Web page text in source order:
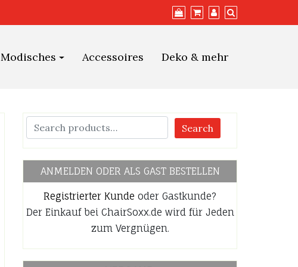
Modisches Accessoires Deko & mehr
Search
ANMELDEN ODER ALS GAST BESTELLEN
Registrierter Kunde oder Gastkunde?
Der Einkauf bei ChairSoxx.de wird für Jeden
zum Vergnügen.